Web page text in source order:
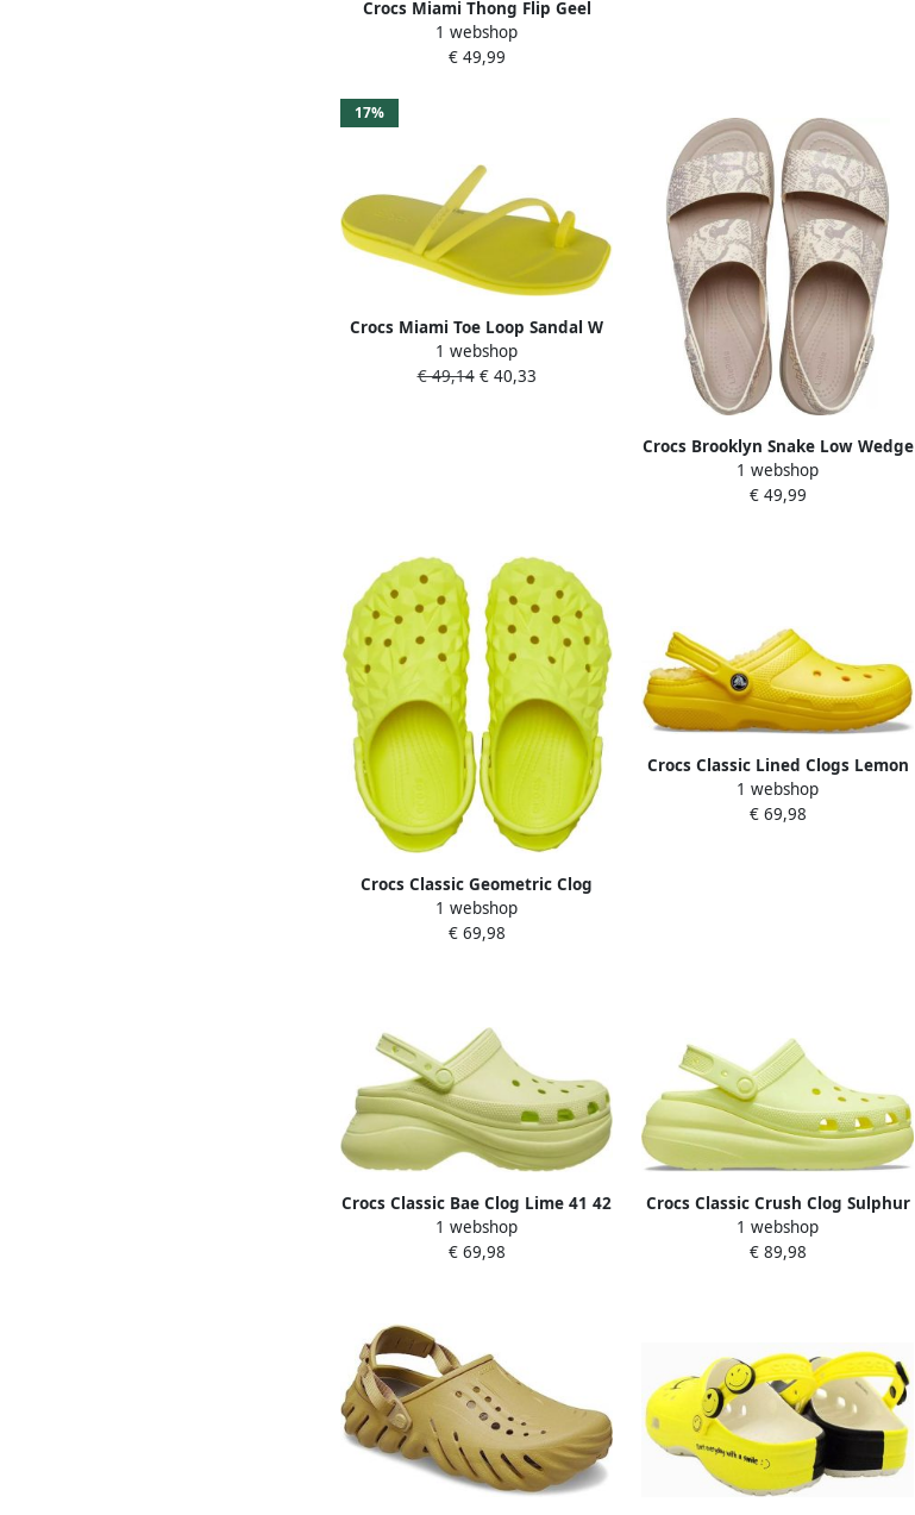
Crocs Miami Thong Flip Geel
1 webshop
€ 49,99
17%
Crocs Miami Toe Loop Sandal W
Vrouwen Geel Slippers
1 webshop
€ 49,14€ 40,33
Crocs Brooklyn Snake Low Wedge
Vanilla Multi
1 webshop
€ 49,99
Crocs Classic Geometric Clog
Acidity 48 49 US M13
1 webshop
€ 69,98
Crocs Classic Lined Clogs Lemon
48 49 US M13
1 webshop
€ 69,98
Crocs Classic Bae Clog Lime 41 42
US W10
1 webshop
€ 69,98
Crocs Classic Crush Clog Sulphur
M9 W11
1 webshop
€ 89,98